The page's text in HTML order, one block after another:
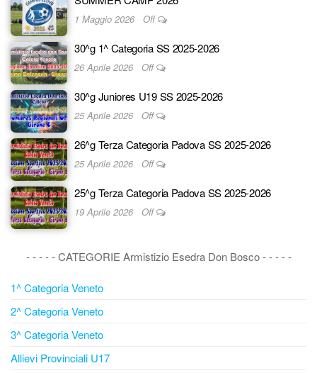
1 Maggio 2026 Off
30^g 1^ Categoria SS 2025-2026
26 Aprile 2026 Off
30^g Juniores U19 SS 2025-2026
25 Aprile 2026 Off
26^g Terza Categoria Padova SS 2025-2026
25 Aprile 2026 Off
25^g Terza Categoria Padova SS 2025-2026
19 Aprile 2026 Off
- - - - - CATEGORIE Armistizio Esedra Don Bosco - - - - -
1^ Categoria Veneto
2^ Categoria Veneto
3^ Categoria Veneto
Allievi Provinciali U17